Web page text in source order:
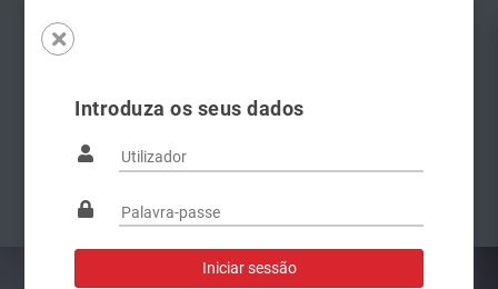
Introduza os seus dados
Famílias